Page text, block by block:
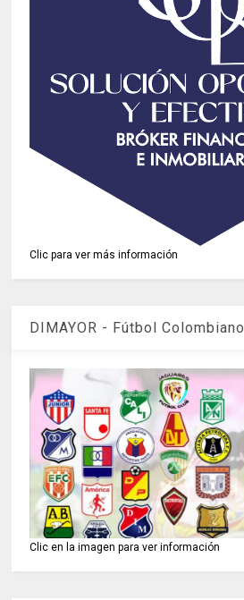
Clic para ver más información
DIMAYOR - Fútbol Colombiano
Clic en la imagen para ver información